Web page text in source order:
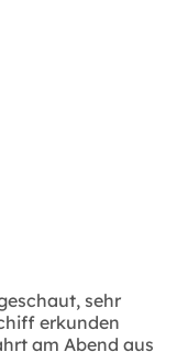
sehr
erkunden
am Abend aus